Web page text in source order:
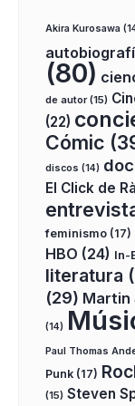
Akira Kurosawa
(80)
de autor(15)
(22)
Cómic
discos (14)
El Click de
feminismo (17)
HBO (24) In-
literatura
(29) Martin
(14)
Paul Thomas
Punk (17)
(15) Steven